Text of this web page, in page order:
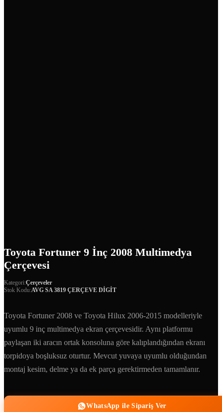
Toyota Fortuner 9 İnç 2008 Multimedya
Çerçevesi
Kategori:Çerçeveler
Stok Kodu:AVG SA 3819 ÇERÇEVE DİGİT
Toyota Fortuner 2008 ve Toyota Hilux 2006-2015 modelleriyle
uyumlu 9 inç multimedya ekran çerçevesidir. Aynı platformu
paylaşan iki aracın ortak konsoluna göre kalıplandığından ekranı
torpidoya boşluksuz oturtur. Mevcut yuvaya uyumlu olduğundan
montaj kesim, delme ya da ek parça gerektirmeden tamamlanır.
WhatsApp ile Sipariş Ver